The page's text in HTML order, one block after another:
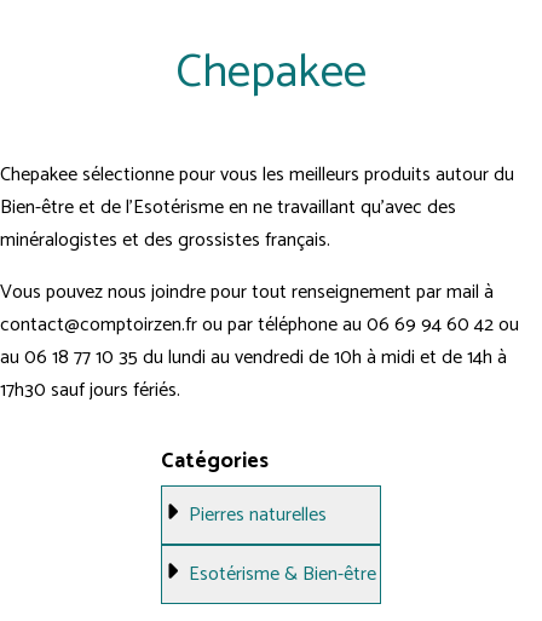
Chepakee
Chepakee sélectionne pour vous les meilleurs produits autour du
Bien-être et de l'Esotérisme en ne travaillant qu'avec des
minéralogistes et des grossistes français.
Vous pouvez nous joindre pour tout renseignement par mail à
contact@comptoirzen.fr ou par téléphone au 06 69 94 60 42 ou
au 06 18 77 10 35 du lundi au vendredi de 10h à midi et de 14h à
17h30 sauf jours fériés.
Catégories
Pierres naturelles
Esotérisme & Bien-être